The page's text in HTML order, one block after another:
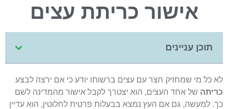
אישור כריתת עצים
תוכן עניינים
כל מי שמחזיק חצר עם עצים ברשותו יודע כי אם ירצה לבצע
של אחד העצים, הוא יצטרך לקבל אישור מהמדינה לשם
למעשה, גם אם העץ נמצא בבעלות פרטית לחלוטין, הוא עדיין